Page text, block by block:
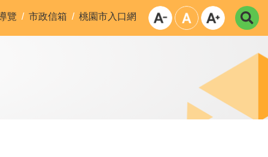
覽 市政信箱 桃園市入口網